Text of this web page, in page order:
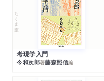
ちくま文庫
考現学入門
今和次郎著藤森照信編